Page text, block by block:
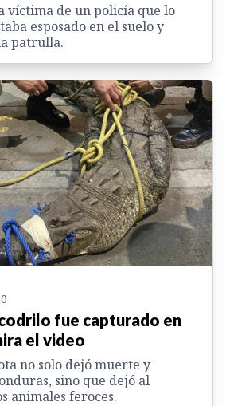
víctima de un policía que lo
esposado en el suelo y
patrulla.
fue capturado en
el video
no solo dejó muerte y
sino que dejó al
animales feroces.